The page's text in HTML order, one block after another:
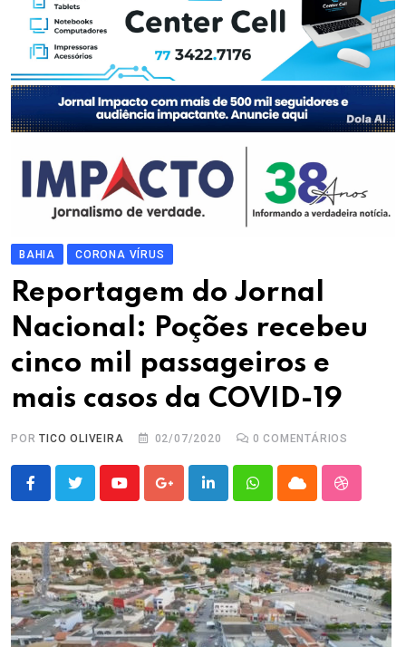
BAHIA CORONA VÍRUS
Reportagem do Jornal
Nacional: Poções recebeu
cinco mil passageiros e
mais casos da COVID-19
PORTICO OLIVEIRA 02/07/2020 0 COMENTÁRIOS
YoutubeGoogle+LinkedInWhatsappCloud